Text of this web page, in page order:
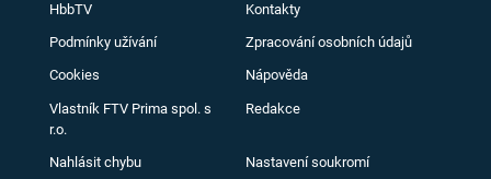
HbbTV Kontakty
Podmínky užívání Zpracování osobních údajů
Cookies Nápověda
Vlastník FTV Prima spol. s
r.o.
Redakce
Nahlásit chybu Nastavení soukromí